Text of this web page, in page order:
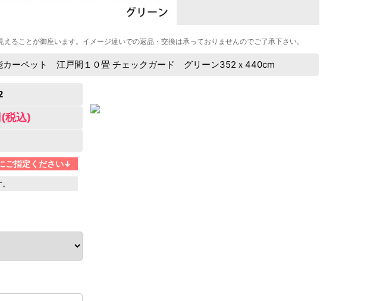
ることが御座います。イメージ違いでの返品・交換は承っておりませんのでご了承下さい。
カーペット 江戸間１０畳 チェックガード グリーン352ｘ440cm
税込)
ご指定ください↓